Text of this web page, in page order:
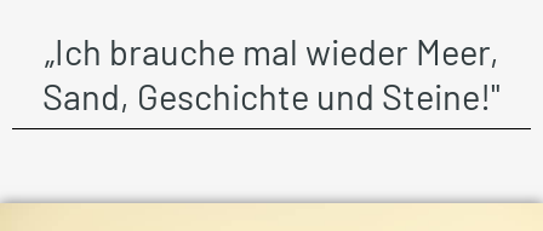
„Ich brauche mal wieder Meer,
Sand, Geschichte und Steine!"